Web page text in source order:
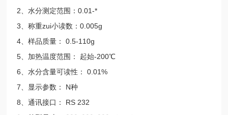
2、水分测定范围：0.01-*
3、称重zui小读数：0.005g
4、样品质量： 0.5-110g
5、加热温度范围： 起始-200℃
6、水分含量可读性： 0.01%
7、显示参数： N种
8、通讯接口： RS 232